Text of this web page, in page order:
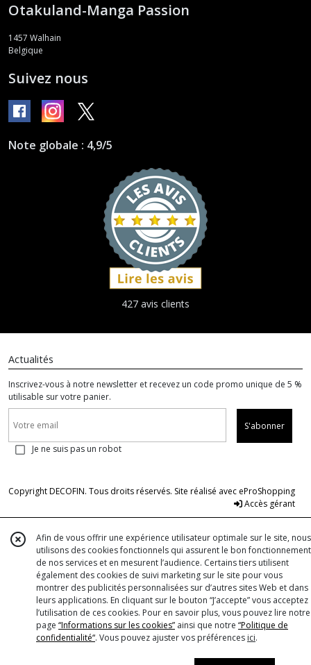
Otakuland-Manga Passion
1457 Walhain
Belgique
Suivez nous
Note globale : 4,9/5
427 avis clients
Actualités
Inscrivez-vous à notre newsletter et recevez un code promo unique de 5 %
utilisable sur votre panier.
S'abonner
Je ne suis pas un robot
Copyright DECOFIN. Tous droits réservés. Site réalisé avec eProShopping
Accès gérant
Afin de vous offrir une expérience utilisateur optimale sur le site, nous
utilisons des cookies fonctionnels qui assurent le bon fonctionnement
de nos services et en mesurent l’audience. Certains tiers utilisent
également des cookies de suivi marketing sur le site pour vous
montrer des publicités personnalisées sur d’autres sites Web et dans
leurs applications. En cliquant sur le bouton “J’accepte” vous acceptez
l’utilisation de ces cookies. Pour en savoir plus, vous pouvez lire notre
page “Informations sur les cookies” ainsi que notre “Politique de
confidentialité“. Vous pouvez ajuster vos préférences ici.